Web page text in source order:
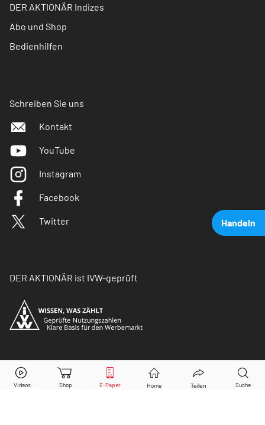
Handeln
Mercedes-Benz Aktie jetzt handeln?
DER AKTIONÄR Indizes
Abo und Shop
Bedienhilfen
Schreiben Sie uns
Kontakt
YouTube
Instagram
Facebook
Twitter
DER AKTIONÄR ist IVW-geprüft
© Copyright 2026 Börsenmedien AG. Alle Rechte